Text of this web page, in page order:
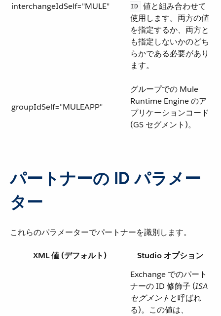
interchangeIdSelf="MULE"
ID
​ 値と組み合わせて
使用します。両方の値
を指定するか、両方と
も指定しないかのどち
らかである必要があり
ます。
groupIdSelf="MULEAPP"
グループでの Mule
Runtime Engine のア
プリケーションコード
(GS セグメント)。
パートナーの ID パラメー
ター
これらのパラメーターでパートナーを識別します。
XML 値 (デフォルト) Studio オプション
Exchange でのパート
ナーの ID 修飾子 (​ISA
セグメント ​と呼ばれ
る)。この値は、​